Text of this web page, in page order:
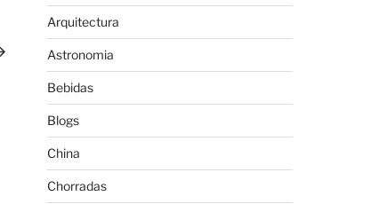
Arquitectura
Astronomia
Bebidas
Blogs
China
Chorradas